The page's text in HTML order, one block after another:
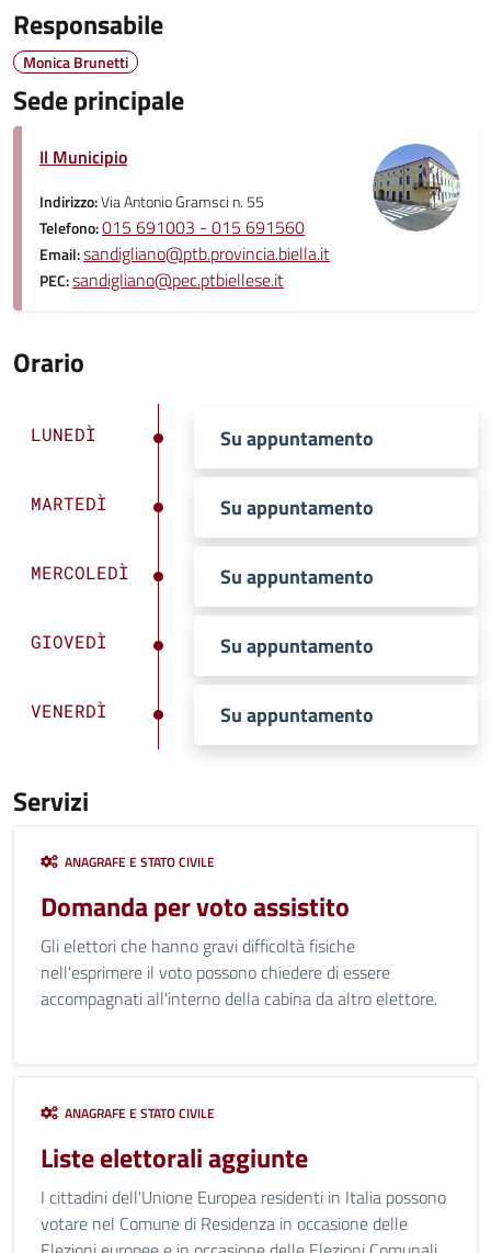
Responsabile
Monica Brunetti
Sede principale
Il Municipio
Indirizzo:Via Antonio Gramsci n. 55
Telefono:015 691003 - 015 691560
Email:sandigliano@ptb.provincia.biella.it
PEC:sandigliano@pec.ptbiellese.it
Orario
LUNEDÌ Su appuntamento
MARTEDÌ Su appuntamento
MERCOLEDÌ Su appuntamento
GIOVEDÌ Su appuntamento
VENERDÌ Su appuntamento
Servizi
ANAGRAFE E STATO CIVILE
Domanda per voto assistito
Gli elettori che hanno gravi difficoltà fisiche
nell'esprimere il voto possono chiedere di essere
accompagnati all'interno della cabina da altro elettore.
ANAGRAFE E STATO CIVILE
Liste elettorali aggiunte
I cittadini dell'Unione Europea residenti in Italia possono
votare nel Comune di Residenza in occasione delle